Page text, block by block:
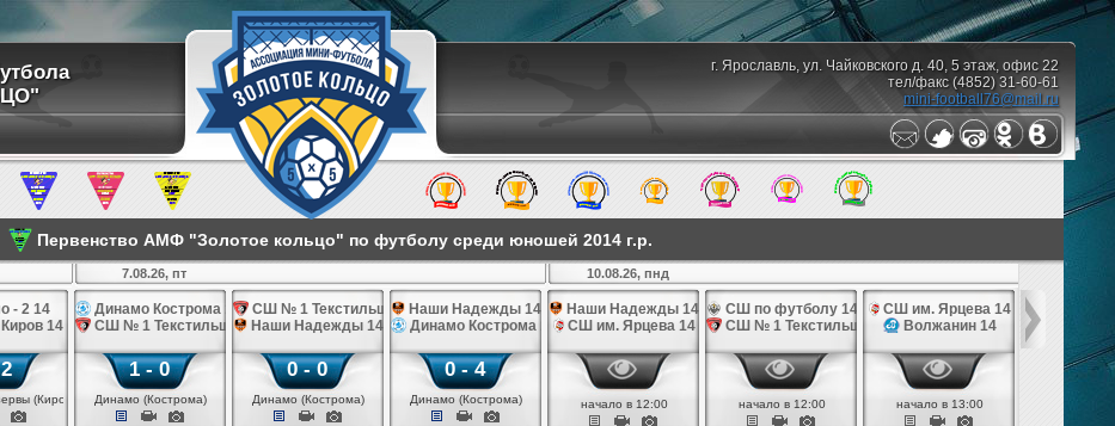
г. Ярославль, ул. Чайковского д. 40, 5 этаж, офис 22
тел/факс (4852) 31-60-61
mini-football76@mail.ru
Первенство АМФ "Золотое кольцо" по футболу среди юношей 2014 г.р.
- 2 14
14
(Киров)
7.08.26, пт
Динамо Кострома 14
СШ № 1 Текстильщик 14
1 - 0
Динамо (Кострома)
СШ № 1 Текстильщик 14
Наши Надежды 14
0 - 0
Динамо (Кострома)
Наши Надежды 14
Динамо Кострома 14
0 - 4
Динамо (Кострома)
10.08.26, пнд
Наши Надежды 14
СШ им. Ярцева 14
начало в 12:00
СШ по футболу 14
СШ № 1 Текстильщик 14
начало в 12:00
СШ им. Ярцева 14
Волжанин 14
начало в 13:00